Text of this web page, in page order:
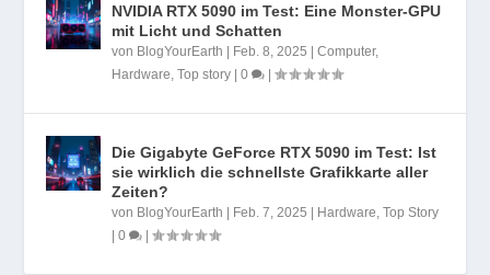
NVIDIA RTX 5090 im Test: Eine Monster-GPU
mit Licht und Schatten
von BlogYourEarth Feb. 8, 2025 |Computer,
Hardware,Top story |0 |
Die Gigabyte GeForce RTX 5090 im Test: Ist
sie wirklich die schnellste Grafikkarte aller
Zeiten?
von BlogYourEarth Feb. 7, 2025 Hardware,Top Story
|0 |